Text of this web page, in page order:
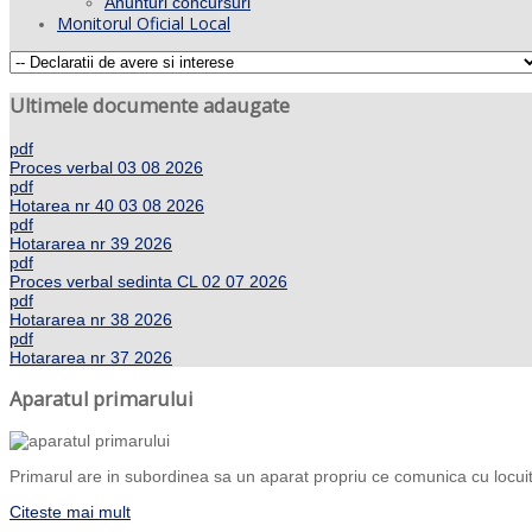
Monitorul Oficial Local
Ultimele documente adaugate
pdf
Proces verbal 03 08 2026
pdf
Hotarea nr 40 03 08 2026
pdf
Hotararea nr 39 2026
pdf
Proces verbal sedinta CL 02 07 2026
pdf
Hotararea nr 38 2026
pdf
Hotararea nr 37 2026
Aparatul primarului
Primarul are in subordinea sa un aparat propriu ce comunica cu
Citeste mai mult